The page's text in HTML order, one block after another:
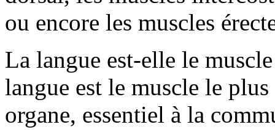
ou encore les muscles
La langue est-elle le
langue est le muscle le
organe, essentiel à la